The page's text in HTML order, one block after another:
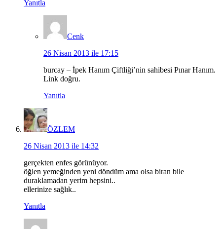
Yanıtla
Cenk
26 Nisan 2013 ile 17:15
burcay – İpek Hanım Çiftliği’nin sahibesi Pınar Hanım.
Link doğru.
Yanıtla
ÖZLEM
26 Nisan 2013 ile 14:32
gerçekten enfes görünüyor.
öğlen yemeğinden yeni döndüm ama olsa biran bile
duraklamadan yerim hepsini..
ellerinize sağlık..
Yanıtla